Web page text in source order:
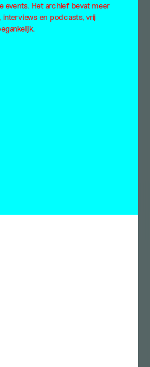
events. Het archief bevat meer
interviews en podcasts, vrij